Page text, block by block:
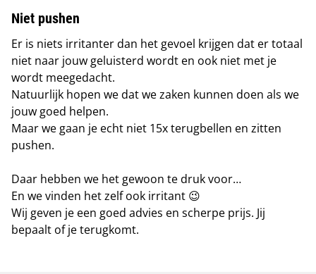
Niet pushen
Er is niets irritanter dan het gevoel krijgen dat er totaal
niet naar jouw geluisterd wordt en ook niet met je
wordt meegedacht.
Natuurlijk hopen we dat we zaken kunnen doen als we
jouw goed helpen.
Maar we gaan je echt niet 15x terugbellen en zitten
pushen.
Daar hebben we het gewoon te druk voor…
En we vinden het zelf ook irritant 😉
Wij geven je een goed advies en scherpe prijs. Jij
bepaalt of je terugkomt.